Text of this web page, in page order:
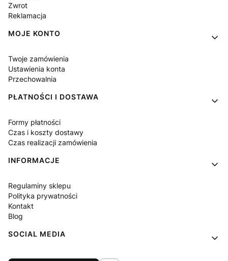
Zwrot
Reklamacja
MOJE KONTO
Twoje zamówienia
Ustawienia konta
Przechowalnia
PŁATNOŚCI I DOSTAWA
Formy płatności
Czas i koszty dostawy
Czas realizacji zamówienia
INFORMACJE
Regulaminy sklepu
Polityka prywatności
Kontakt
Blog
SOCIAL MEDIA
Facebook